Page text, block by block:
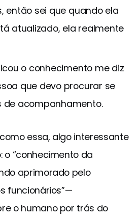
então sei que quando ela
atualizado, ela realmente
o conhecimento me diz
que devo procurar se
de acompanhamento.
essa, algo interessante
o “conhecimento da
aprimorado pelo
funcionários”—
o humano por trás do